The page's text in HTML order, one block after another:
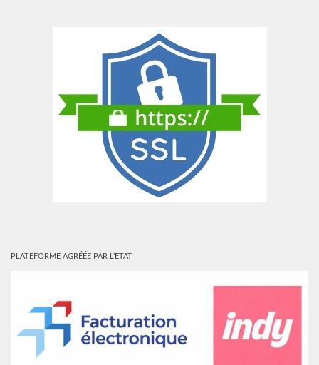
PLATEFORME AGRÉÉE PAR L’ETAT